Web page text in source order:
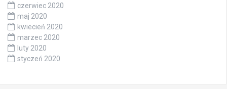
czerwiec 2020
maj 2020
kwiecień 2020
marzec 2020
luty 2020
styczeń 2020